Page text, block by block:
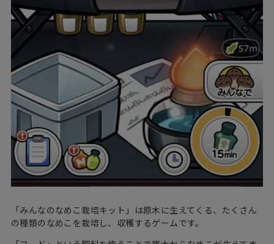
「みんなのなめこ栽培キット」は原木に生えてくる、たくさん
の種類のなめこを栽培し、収穫するゲームです。